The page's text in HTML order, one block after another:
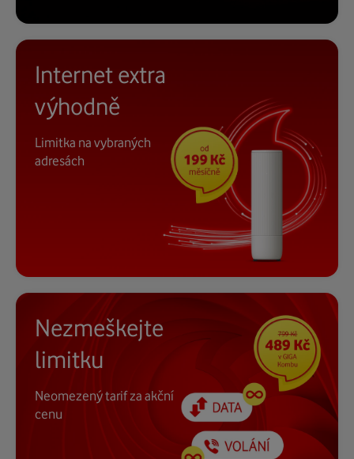
Internet extra
výhodně
Limitka na vybraných
adresách
Nezmeškejte
limitku
Neomezený tarif za akční
cenu